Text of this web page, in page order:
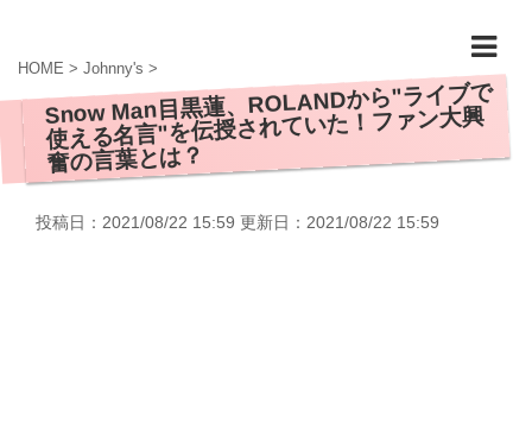
HOME > Johnny's >
Snow Man目黒蓮、ROLANDから"ライブで
使える名言"を伝授されていた！ファン大興
奮の言葉とは？
投稿日：2021/08/22 15:59 更新日： 2021/08/22 15:59